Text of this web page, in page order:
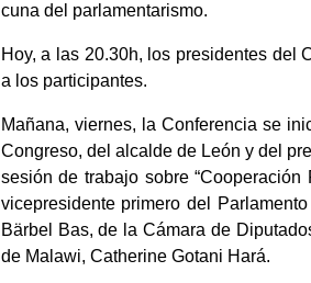
cuna del parlamentarismo.
Hoy, a las 20.30h, los presidentes del
a los participantes.
Mañana, viernes, la Conferencia se
Congreso, del alcalde de León y del
sesión de trabajo sobre
vicepresidente primero del
Bärbel Bas, de la Cámara de
de Malawi, Catherine Gotani Hará.